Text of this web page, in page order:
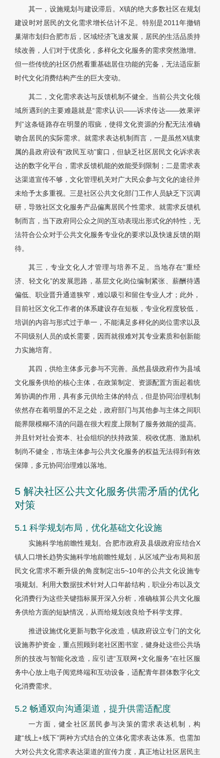
其一，设施规划与建设滞后。X镇的绝大多数社区在规划
建设时对居民的文化需求增长估计不足。特别是2011年撤销
巢湖市划归合肥市后，区域经济飞速发展，居民的生活品质持
续改善，人们对于优质化，多样化文化服务的需求突然激增。
但一些传统的社区仍然看重基础居住功能的完备，无法适应新
时代文化消费结构产生的巨大变动。
其二，文化需求表达与反馈机制不健全。当前公共文化领
域所遇到的主要难题就是“需求认识——诉求传达——效果评
判”这条链路存在明显的瑕疵，使得文化资源的分配无法准确
吻合居民的实际需求。就需求表达机制而言，一是虽然X镇隶
属的县政府设有“政民互动”窗口，但缺乏社区居民文化诉求表
达的数字化平台，需求反馈机能的效能受到限制；二是需求表
达渠道宣传不够，文化管理机关对广大民众参与文化的途径并
未给予太多重视。三是社区公共文化部门工作人员缺乏下沉调
研，导致社区文化服务产品偏离居民个性需求。就需求反馈机
制而言，当下政府同公众之间的互动表现出形式化的特性，无
法符合公众对于公共文化服务专业化的要求以及快速反馈的期
待。
其三，专业文化人才管理与培养不足。当地存在“重经
济、轻文化”的发展思路，基层文化岗位编制紧张、薪酬待遇
偏低、职业晋升通道狭窄，难以吸引和留住专业人才；此外，
目前社区文化工作者的体系建设存在短板，专业化程度较低，
培训的内容与形式过于单一，不能满足多样化的岗位需求以及
不同级别人员的成长需要，因而就很难对其专业素质和创新能
力实施培育。
其四，供给主体多元参与不完善。虽然县级政府作为县域
文化服务供给的核心主体，在政策制定、资源配置方面起着统
筹协调的作用，具有多元供给主体的特点，但是协同治理机制
依然存在着明显的不足之处，政府部门与其他参与主体之间职
能界限模糊不清的问题在很大程度上限制了服务效能的提高。
并且针对社会资本、社会组织的扶持政策、税收优惠、激励机
制尚不健全，市场主体参与公共文化服务的权益无法得到有效
保障，多元协同治理难以落地。
5 解决社区公共文化服务供需矛盾的优化
对策
5.1 科学规划布局，优化基础文化设施
实施科学地前瞻性规划。合肥市政府及县级政府应结合X
镇人口增长趋势实施科学地前瞻性规划，从区域产业布局和居
民文化需求不断升级的角度制定出5~10年的公共文化设施专
项规划。利用大数据技术针对人口年龄结构，职业分布以及文
化消费行为这些关键指标展开深入分析，准确核算公共文化服
务供给方面的短缺情况，从而给规划改良给予科学支撑。
推进设施优化更新与数字化改造，镇政府设立专门的文化
设施养护资金，重点照顾到老社区图书室，健身处这些公共场
所的技改与智能化改造，应引进“互联网+文化服务”在社区服
务中心放上电子阅览终端和互动设备，适配青年群体数字化文
化消费需求。
5.2 畅通双向沟通渠道，提升供需适配度
一方面，健全社区居民参与决策的需求表达机制，构
建“线上+线下”两种方式结合的立体化需求表达体系。也需加
大对公共文化需求表达渠道的宣传力度，真正地让社区居民主